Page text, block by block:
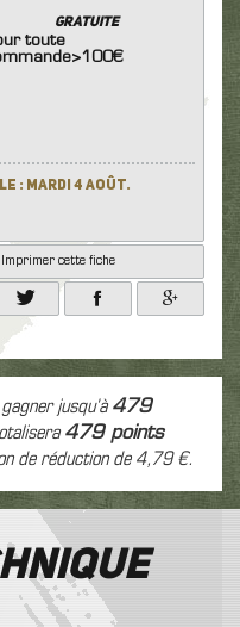
GRATUITE
toute
: Mardi 4 Août.
Imprimer cette fiche
jusqu'à479
479points
de réduction de 4,79 €.